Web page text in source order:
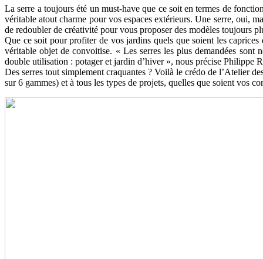
La serre a toujours été un must-have que ce soit en termes de
véritable atout charme pour vos espaces extérieurs. Une serre, oui,
de redoubler de créativité pour vous proposer des modèles toujours
Que ce soit pour profiter de vos jardins quels que soient les
véritable objet de convoitise. « Les serres les plus demandées sont
double utilisation : potager et jardin d’hiver », nous précise Philippe
Des serres tout simplement craquantes ? Voilà le crédo de l’Atelier
sur 6 gammes) et à tous les types de projets, quelles que soient vos